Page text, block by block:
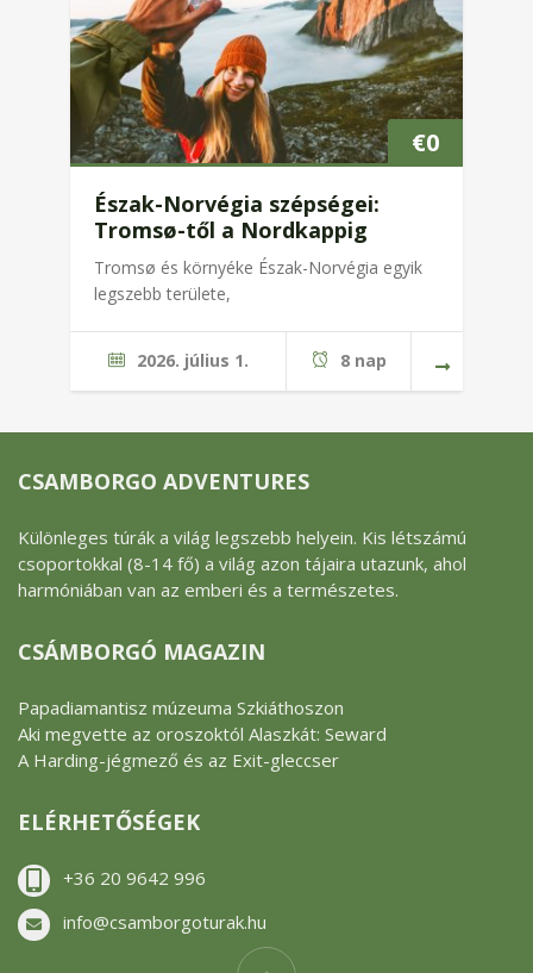
€0
Észak-Norvégia szépségei:
Tromsø-től a Nordkappig
Tromsø és környéke Észak-Norvégia egyik
legszebb területe,
2026. július 1. 8 nap
CSAMBORGO ADVENTURES
Különleges túrák a világ legszebb helyein. Kis létszámú
csoportokkal (8-14 fő) a világ azon tájaira utazunk, ahol
harmóniában van az emberi és a természetes.
CSÁMBORGÓ MAGAZIN
Papadiamantisz múzeuma Szkiáthoszon
Aki megvette az oroszoktól Alaszkát: Seward
A Harding-jégmező és az Exit-gleccser
ELÉRHETŐSÉGEK
+36 20 9642 996
info@csamborgoturak.hu